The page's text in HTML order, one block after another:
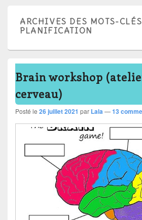
ARCHIVES DES MOTS-
PLANIFICATION
Brain workshop
cerveau)
Posté le 26 juillet 2021 par Lala—13